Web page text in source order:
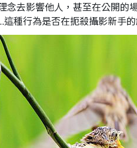
念去影響他人，甚至在公開的
種行為是否在扼殺攝影新手的